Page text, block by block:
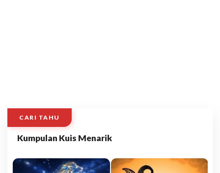
CARI TAHU
Kumpulan Kuis Menarik